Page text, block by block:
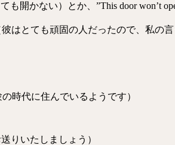
も開かない）とか、”This door won’t
（彼はとても頑固の人だったので、私
の時代に住んでいるようです）
りいたしましょう）